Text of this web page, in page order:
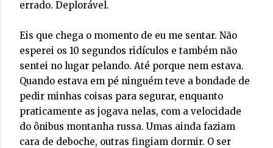
errado. Deplorável.
Eis que chega o momento de eu me sentar. Não
esperei os 10 segundos ridículos e também não
sentei no lugar pelando. Até porque nem estava.
Quando estava em pé ninguém teve a bondade de
pedir minhas coisas para segurar, enquanto
praticamente as jogava nelas, com a velocidade
do ônibus montanha russa. Umas ainda faziam
cara de deboche, outras fingiam dormir. O ser